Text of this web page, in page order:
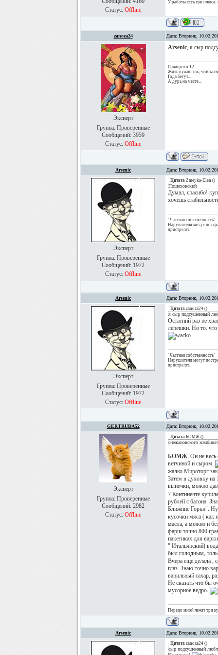
Статус: Offline
У работы есть три плюса:
zanoza24 Дата: Вторник,
Эксперт
Группа: Проверенные
Сообщений: 3959
Статус: Offline
Arsenic, я сыр
Савицкого 12
Жить нужно так, чтобы
Года бегут...
А дурь на месте...
Arsenic Дата: Вторник,
Эксперт
Группа: Проверенные
Сообщений: 1972
Статус: Offline
Цитата Zmeyka-Elen ()
Пошехонский
Думал, спасибо!
хочешь
"Частная собственность"
Нарушители могут
пристрелят.
Arsenic Дата: Вторник,
Эксперт
Группа: Проверенные
Сообщений: 1972
Статус: Offline
Цитата zanoza24 ()
я сыр подсушенный
Остатний раз не
лепешки. Но то. что
"Частная собственность"
Нарушители могут
пристрелят.
GERTRUDA52 Дата: Вторник,
Эксперт
Группа: Проверенные
Сообщений: 2982
Статус: Offline
Цитата БОМЖ ()
снежановского
БОМЖ, Он не весь
ветчиной и сыром.
жалко Мироторг
Затем в духовку на
выпечки, можно
7 Континенте
рублей с батона.
Ближние Горки".
кусочки мяса ( как
масла, а можно и
фарш точно 800
пакетиках для
" Итальянский)
был голодным, толь
Вчера еще делала ,
глаз. Знаю точно
ванильный сахар,
Не сказать что бы
мусорное ведро.
Передо мной лежат три
Arsenic Дата: Вторник,
Цитата zanoza24 ()
сыр подсушенный